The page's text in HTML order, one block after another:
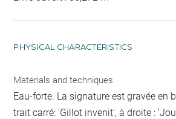
PHYSICAL CHARACTERISTICS
Materials and techniques
Eau-forte. La signature est gravée en
trait carré: 'Gillot invenit', à droite :